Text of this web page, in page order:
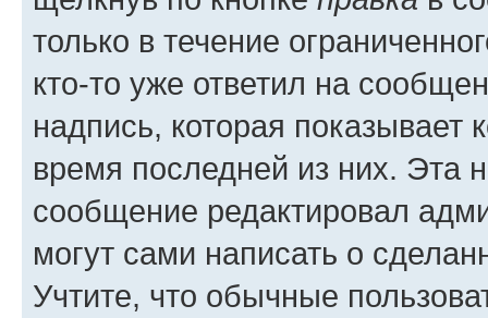
только в течение
кто-то уже ответил на
надпись, которая показывает
время последней из них. Эта
сообщение редактировал
могут сами написать о
Учтите, что обычные